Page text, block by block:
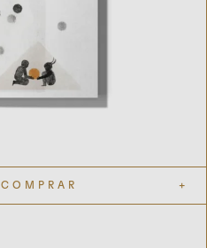
COMPRAR +